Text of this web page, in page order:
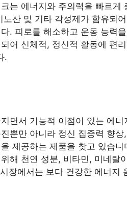
는 에너지와 주의력을 빠르게
산 및 기타 각성제가 함유되
. 피로를 해소하고 운동 능력
어 신체적, 정신적 활동에 편
.
면서 기능적 이점이 있는 에
뿐만 아니라 정신 집중력 향
제공하는 제품을 찾고 있습
해 천연 성분, 비타민, 미네랄
장에서는 보다 건강한 에너지